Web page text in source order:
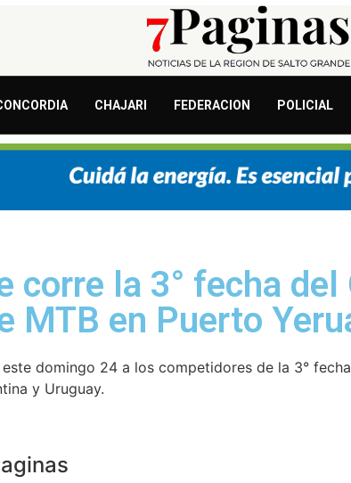
CHAJARI FEDERACION POLICIAL
corre la 3° fecha del
MTB en Puerto
domingo 24 a los competidores de la 3°
y Uruguay.